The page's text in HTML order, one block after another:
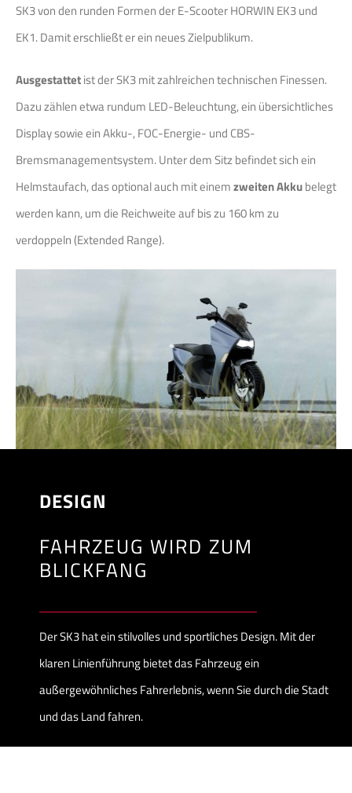
SK3 von den runden Formen der E-Scooter HORWIN EK3 und
EK1. Damit erschließt er ein neues Zielpublikum.
Ausgestattetist der SK3 mit zahlreichen technischen Finessen.
Dazu zählen etwa rundum LED-Beleuchtung, ein übersichtliches
Display sowie ein Akku-, FOC-Energie- und CBS-
Bremsmanagementsystem. Unter dem Sitz befindet sich ein
Helmstaufach, das optional auch mit einemzweiten Akkubelegt
werden kann, um die Reichweite auf bis zu 160 km zu
verdoppeln (Extended Range).
DESIGN
FAHRZEUG WIRD ZUM
BLICKFANG
Der SK3 hat ein stilvolles und sportliches Design. Mit der
klaren Linienführung bietet das Fahrzeug ein
außergewöhnliches Fahrerlebnis, wenn Sie durch die Stadt
und das Land fahren.